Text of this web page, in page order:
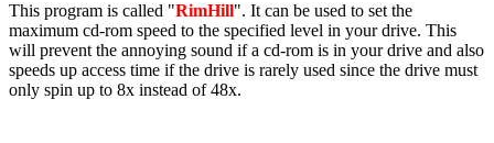
This program is called "RimHill". It can be used to set the
maximum cd-rom speed to the specified level in your drive. This
will prevent the annoying sound if a cd-rom is in your drive and also
speeds up access time if the drive is rarely used since the drive must
only spin up to 8x instead of 48x.